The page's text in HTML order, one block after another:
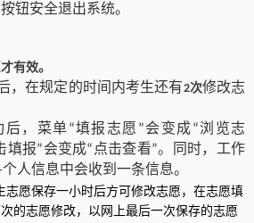
按钮安全退出系统。
有效。
，在规定的时间内考生还有2次修改志
后，菜单“填报志愿 ”会变成“浏览志
填报”会变成“ 点击查看”。
同时，工作
个人信息中会收到一条信息。
志愿保存一小时后方可修改志愿，在志愿填
的志愿修改，以网上最后一次保存的志愿